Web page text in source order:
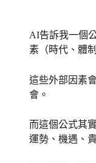
AI告訴我一個
素（時代、體
這些外部因素
會。
而這個公式其
運勢、機遇、